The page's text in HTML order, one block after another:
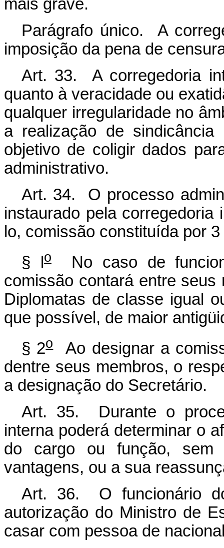
mais grave.
Parágrafo único. A
imposição da pena de
Art. 33. A corregedoria
quanto à veracidade ou
qualquer irregularidade no
a realização de
objetivo de coligir dados
administrativo.
Art. 34. O processo
instaurado pela corregedoria
lo, comissão constituída por
§ l
oNo caso de
comissão contará entre
Diplomatas de classe igual
que possível, de maior
§ 2oAo designar a
dentre seus membros, o
a designação do Secretário.
Art. 35. Durante o
interna poderá determinar o
do cargo ou função, sem
vantagens, ou a sua
Art. 36. O funcionário
autorização do Ministro de
casar com pessoa de